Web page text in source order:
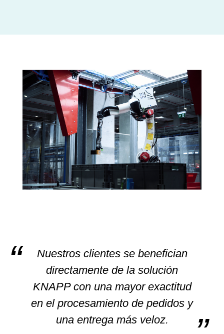
Nuestros clientes se benefician
directamente de la solución
KNAPP con una mayor exactitud
en el procesamiento de pedidos y
una entrega más veloz.